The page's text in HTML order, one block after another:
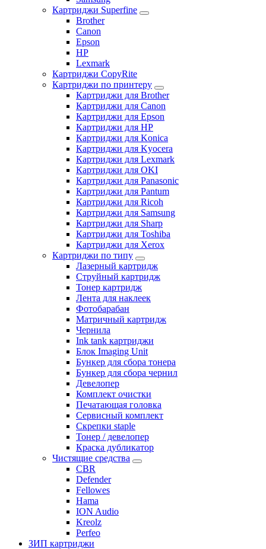
Картриджи Superfine
Brother
Canon
Epson
HP
Lexmark
Картриджи CopyRite
Картриджи по принтеру
Картриджи для Brother
Картриджи для Canon
Картриджи для Epson
Картриджи для HP
Картриджи для Konica
Картриджи для Kyocera
Картриджи для Lexmark
Картриджи для OKI
Картриджи для Panasonic
Картриджи для Pantum
Картриджи для Ricoh
Картриджи для Samsung
Картриджи для Sharp
Картриджи для Toshiba
Картриджи для Xerox
Картриджи по типу
Лазерный картридж
Струйный картридж
Тонер картридж
Лента для наклеек
Фотобарабан
Матричный картридж
Чернила
Ink tank картриджи
Блок Imaging Unit
Бункер для сбора тонера
Бункер для сбора чернил
Девелопер
Комплект очистки
Печатающая головка
Сервисный комплект
Скрепки staple
Тонер / девелопер
Краска дубликатор
Чистящие средства
CBR
Defender
Fellowes
Hama
ION Audio
Kreolz
Perfeo
ЗИП картриджи